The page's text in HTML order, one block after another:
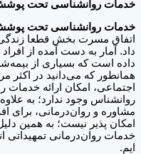
خدمات روانشناسی تحت پوشش
خدمات روانشناسی تحت پوشش
اتفاق مسرت بخش قطعا زندگی
داد. آمار به دست آمده از
داده است که بسیاری از
همانطور که می‌دانید در اکثر
اجتماعی، امکان ارائه
روانشناس وجود ندارد؛ به
مشاوره و روان‌درمانی، برای
امکان پذیر نیست؛ به همین
خدمات روان‌درمانی تمهیداتی
ایم.